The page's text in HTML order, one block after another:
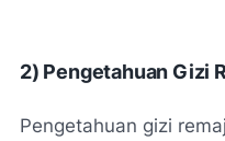
2) Pengetahuan Gizi
Pengetahuan gizi